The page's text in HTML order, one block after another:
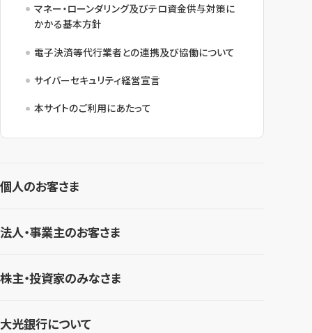
マネー・ローンダリング及びテロ資金供与対策に
かかる基本方針
電子決済等代行業者との連携及び協働について
サイバーセキュリティ経営宣言
本サイトのご利用にあたって
個人のお客さま
法人・事業主のお客さま
株主・投資家のみなさま
大光銀行について